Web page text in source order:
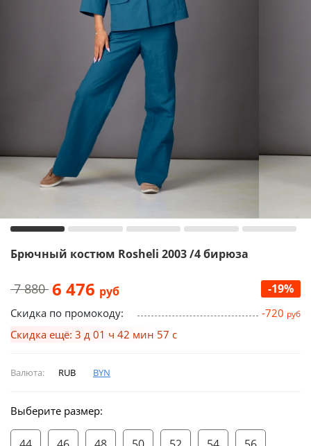
Брючный костюм Rosheli 2003 /4 бирюза
7 880 6 476 руб -19%
Скидка по промокоду: -720 руб
Скидка ещё: 3 д 01 ч 42 мин 56 с
Валюта: RUB BYN
Выберите размер: